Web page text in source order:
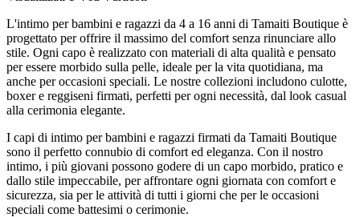
L'intimo per bambini e ragazzi da 4 a 16 anni di Tamaiti Boutique è
progettato per offrire il massimo del comfort senza rinunciare allo
stile. Ogni capo è realizzato con materiali di alta qualità e pensato
per essere morbido sulla pelle, ideale per la vita quotidiana, ma
anche per occasioni speciali. Le nostre collezioni includono culotte,
boxer e reggiseni firmati, perfetti per ogni necessità, dal look casual
alla cerimonia elegante.
I capi di intimo per bambini e ragazzi firmati da Tamaiti Boutique
sono il perfetto connubio di comfort ed eleganza. Con il nostro
intimo, i più giovani possono godere di un capo morbido, pratico e
dallo stile impeccabile, per affrontare ogni giornata con comfort e
sicurezza, sia per le attività di tutti i giorni che per le occasioni
speciali come battesimi o cerimonie.